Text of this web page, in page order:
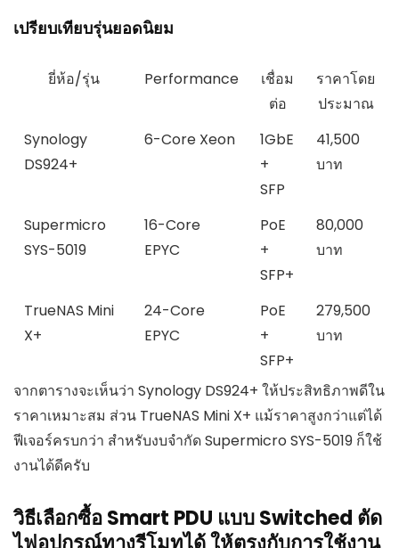
เปรียบเทียบรุ่นยอดนิยม
ยี่ห้อ/รุ่น Performance
เชื่อม
ต่อ
ราคาโดย
ประมาณ
Synology
DS924+
6-Core Xeon
1GbE
+
SFP
41,500
บาท
Supermicro
SYS-5019
16-Core
EPYC
PoE
+
SFP+
80,000
บาท
TrueNAS Mini
X+
24-Core
EPYC
PoE
+
SFP+
279,500
บาท
จากตารางจะเห็นว่า Synology DS924+ ให้ประสิทธิภาพดีใน
ราคาเหมาะสม ส่วน TrueNAS Mini X+ แม้ราคาสูงกว่าแต่ได้
ฟีเจอร์ครบกว่า สำหรับงบจำกัด Supermicro SYS-5019 ก็ใช้
งานได้ดีครับ
วิธีเลือกซื้อ Smart PDU แบบ Switched ตัด